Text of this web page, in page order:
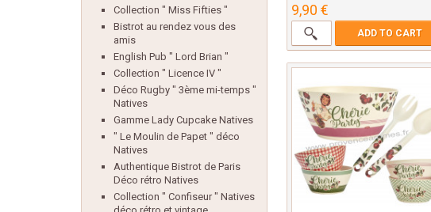
Collection " Miss Fifties "
Bistrot au rendez vous des
amis
English Pub " Lord Brian "
Collection " Licence IV "
Déco Rugby " 3ème mi-temps "
Natives
Gamme Lady Cupcake Natives
" Le Moulin de Papet " déco
Natives
Authentique Bistrot de Paris
Déco rétro Natives
Collection " Confiseur " Natives
9,90 €
ADD TO CART